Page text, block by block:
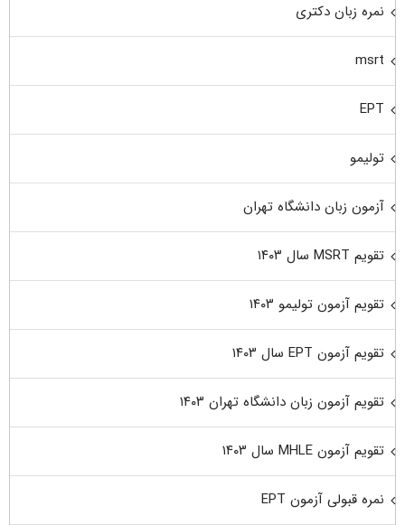
نمره زبان دکتری
msrt
EPT
تولیمو
آزمون زبان دانشگاه تهران
تقویم MSRT سال ۱۴۰۳
تقویم آزمون تولیمو ۱۴۰۳
تقویم آزمون EPT سال ۱۴۰۳
تقویم آزمون زبان دانشگاه تهران ۱۴۰۳
تقویم آزمون MHLE سال ۱۴۰۳
نمره قبولی آزمون EPT